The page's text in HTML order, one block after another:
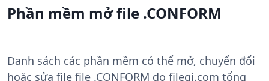
Phần mềm mở file .CONFORM
Danh sách các phần mềm có thể mở, chuyển đổi
hoặc sửa file file .CONFORM do filegi.com tổng